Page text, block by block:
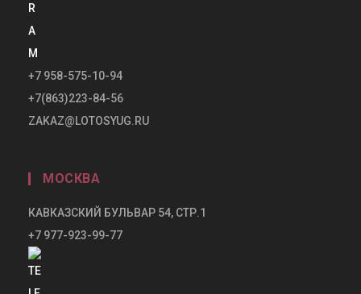
+7 958-575-10-94
+7(863)223-84-56
ZAKAZ@LOTOSYUG.RU
МОСКВА
КАВКАЗСКИЙ БУЛЬВАР 54, СТР.1
+7 977-923-99-77